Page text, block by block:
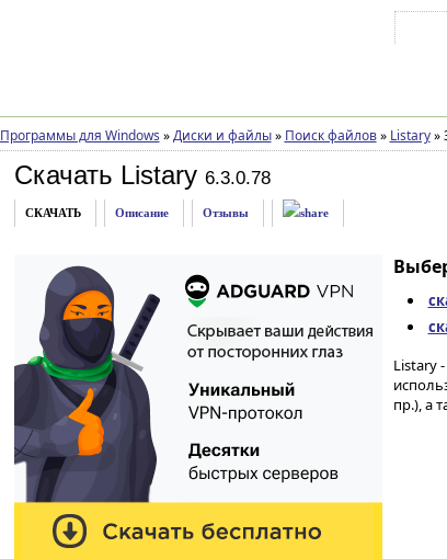
Программы для Windows » Диски и файлы » Поиск файлов » Listary »
Скачать Listary 6.3.0.78
СКАЧАТЬ Описание Отзывы
Listary
пр.), а